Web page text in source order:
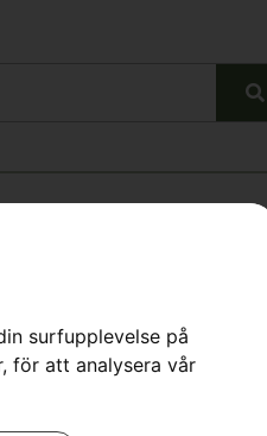
surfupplevelse på
för att analysera vår